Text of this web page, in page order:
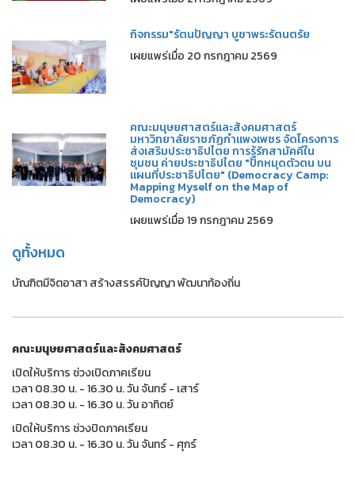
กิจกรรม"รัตนปัญญา บูชาพระรัตนตรัย
เผยแพร่เมื่อ 20 กรกฎาคม 2569
คณะมนุษยศาสตร์และสังคมศาสตร์
มหาวิทยาลัยราชภัฏกำแพงเพชร จัดโครงการ
ส่งเสริมประชาธิปไตย การรู้รักสามัคคีใน
ชุมชน ค่ายประชาธิปไตย "ปักหมุดตัวตน บน
แผนที่ประชาธิปไตย" (Democracy Camp:
Mapping Myself on the Map of
Democracy)
เผยแพร่เมื่อ 19 กรกฎาคม 2569
ดูทั้งหมด
บัณฑิตมีจิตอาสา สร้างสรรค์ปัญญา พัฒนาท้องถิ่น
คณะมนุษยศาสตร์และสังคมศาสตร์
เปิดให้บริการ ช่วงเปิดภาคเรียน
เวลา 08.30 น. - 16.30 น. วัน จันทร์ - เสาร์
เวลา 08.30 น. - 16.30 น. วัน อาทิตย์
เปิดให้บริการ ช่วงปิดภาคเรียน
เวลา 08.30 น. - 16.30 น. วัน จันทร์ - ศุกร์